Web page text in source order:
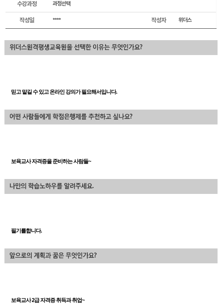
수강과정 과정선택
작성일 **** 작성자 위더스
믿고 맡길 수 있고 온라인 강의가 필요해서입니다.
보육교사 자격증을 준비하는 사람들~
필기를합니다.
보육교사 2급 자격증 취득과 취업~